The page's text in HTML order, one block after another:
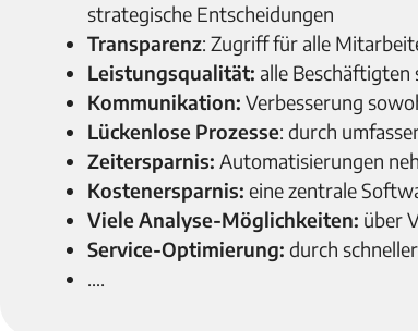
strategische Entscheidungen
Transparenz: Zugriff für alle
Leistungsqualität: alle Beschäftigten
Kommunikation: Verbesserung
Lückenlose Prozesse: durch
Zeitersparnis: Automatisierungen
Kostenersparnis: eine zentrale
Viele Analyse-Möglichkeiten: über
Service-Optimierung: durch
….